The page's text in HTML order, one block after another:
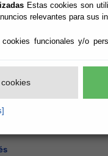
Estas cookies son
relevantes para sus
funcionales y/o
acceder al